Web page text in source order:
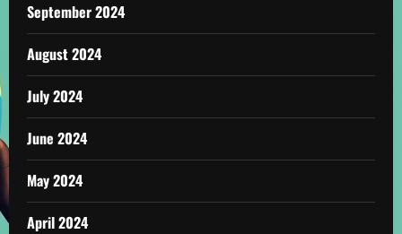
September 2024
August 2024
July 2024
June 2024
May 2024
April 2024